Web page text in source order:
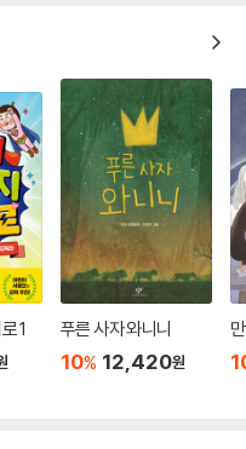
1 푸른 사자 와니니
10% 12,420원